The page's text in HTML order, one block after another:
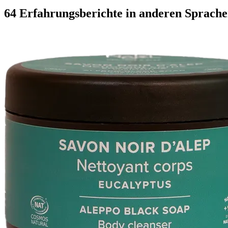
64 Erfahrungsberichte in anderen